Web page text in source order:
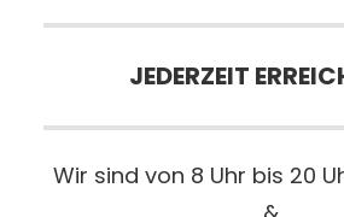
JEDERZEIT
Wir sind von 8 Uhr bis 20